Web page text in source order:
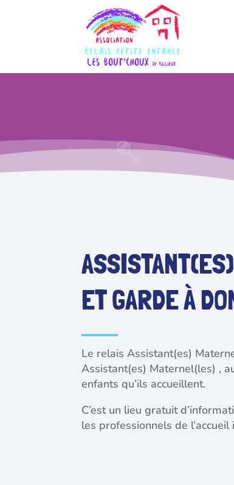
ET GARDE À
Le relais Assistant(es)
Assistant(es) Maternel(les) ,
enfants qu’ils accueillent.
C’est un lieu gratuit
les professionnels de